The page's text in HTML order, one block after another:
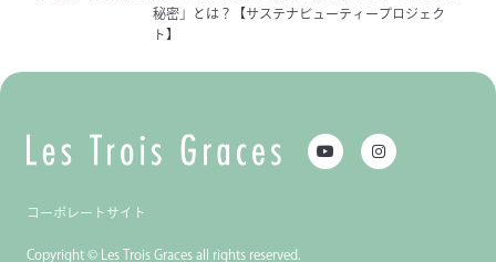
秘密」とは？【サステナビューティープロジェク
ト】
コーポレートサイト
Copyright © Les Trois Graces all rights reserved.